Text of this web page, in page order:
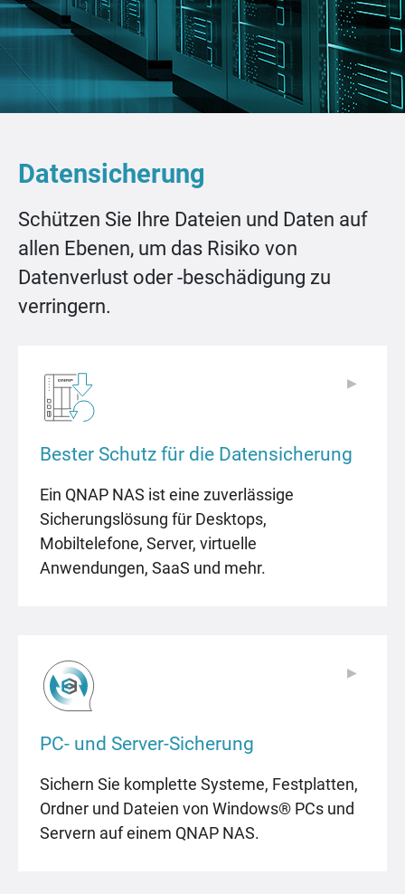
Datensicherung
Schützen Sie Ihre Dateien und Daten auf
allen Ebenen, um das Risiko von
Datenverlust oder -beschädigung zu
verringern.
Bester Schutz für die Datensicherung
Ein QNAP NAS ist eine zuverlässige
Sicherungslösung für Desktops,
Mobiltelefone, Server, virtuelle
Anwendungen, SaaS und mehr.
▶
PC- und Server-Sicherung
Sichern Sie komplette Systeme, Festplatten,
Ordner und Dateien von Windows® PCs und
Servern auf einem QNAP NAS.
▶